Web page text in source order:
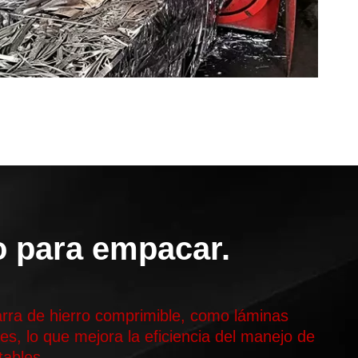
empacar.
de hierro comprimible, como láminas
lo que mejora la eficiencia del manejo de